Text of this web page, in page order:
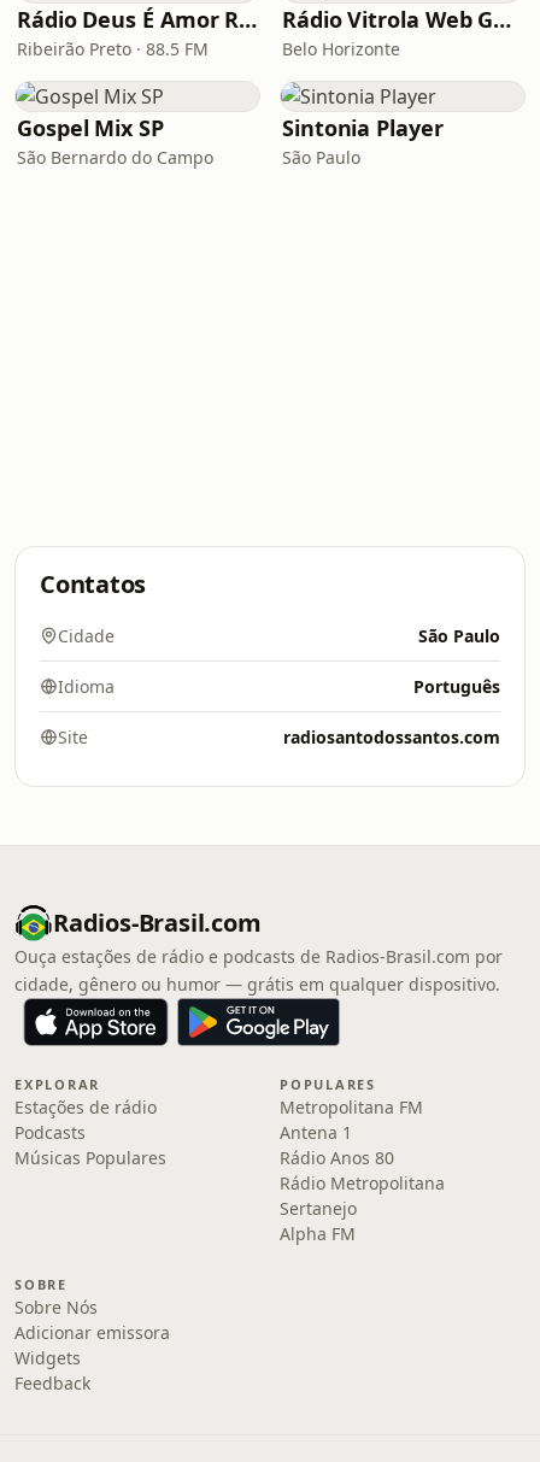
Rádio Deus É Amor Ribeirão Preto
Ribeirão Preto · 88.5 FM
Rádio Vitrola Web Gospel
Belo Horizonte
Gospel Mix SP
São Bernardo do Campo
Sintonia Player
São Paulo
Contatos
Cidade São Paulo
Idioma Português
Site radiosantodossantos.com
Radios-Brasil.com
Ouça estações de rádio e podcasts de Radios-Brasil.com por
cidade, gênero ou humor — grátis em qualquer dispositivo.
EXPLORAR
Estações de rádio
Podcasts
Músicas Populares
POPULARES
Metropolitana FM
Antena 1
Rádio Anos 80
Rádio Metropolitana
Sertanejo
Alpha FM
SOBRE
Sobre Nós
Adicionar emissora
Widgets
Feedback